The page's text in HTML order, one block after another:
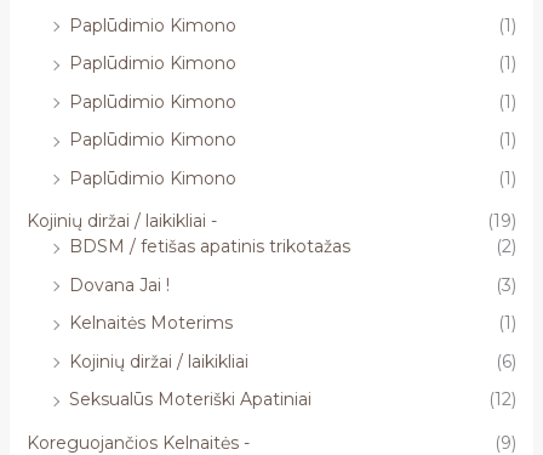
Paplūdimio Kimono
(1)
Paplūdimio Kimono
(1)
Paplūdimio Kimono
(1)
Paplūdimio Kimono
(1)
Paplūdimio Kimono
(1)
Kojinių diržai / laikikliai -
(19)
BDSM / fetišas apatinis trikotažas
(2)
Dovana Jai !
(3)
Kelnaitės Moterims
(1)
Kojinių diržai / laikikliai
(6)
Seksualūs Moteriški Apatiniai
(12)
Koreguojančios Kelnaitės -
(9)